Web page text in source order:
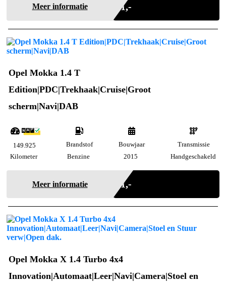
Meer informatie € 1,-
Opel Mokka 1.4 T
Edition|PDC|Trekhaak|Cruise|Groot
scherm|Navi|DAB
149.925
Kilometer
Brandstof
Benzine
Bouwjaar
2015
Transmissie
Handgeschakeld
Meer informatie € 1,-
Opel Mokka X 1.4 Turbo 4x4
Innovation|Automaat|Leer|Navi|Camera|Stoel en